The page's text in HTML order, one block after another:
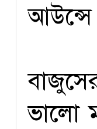
আউন্সে
ভালো